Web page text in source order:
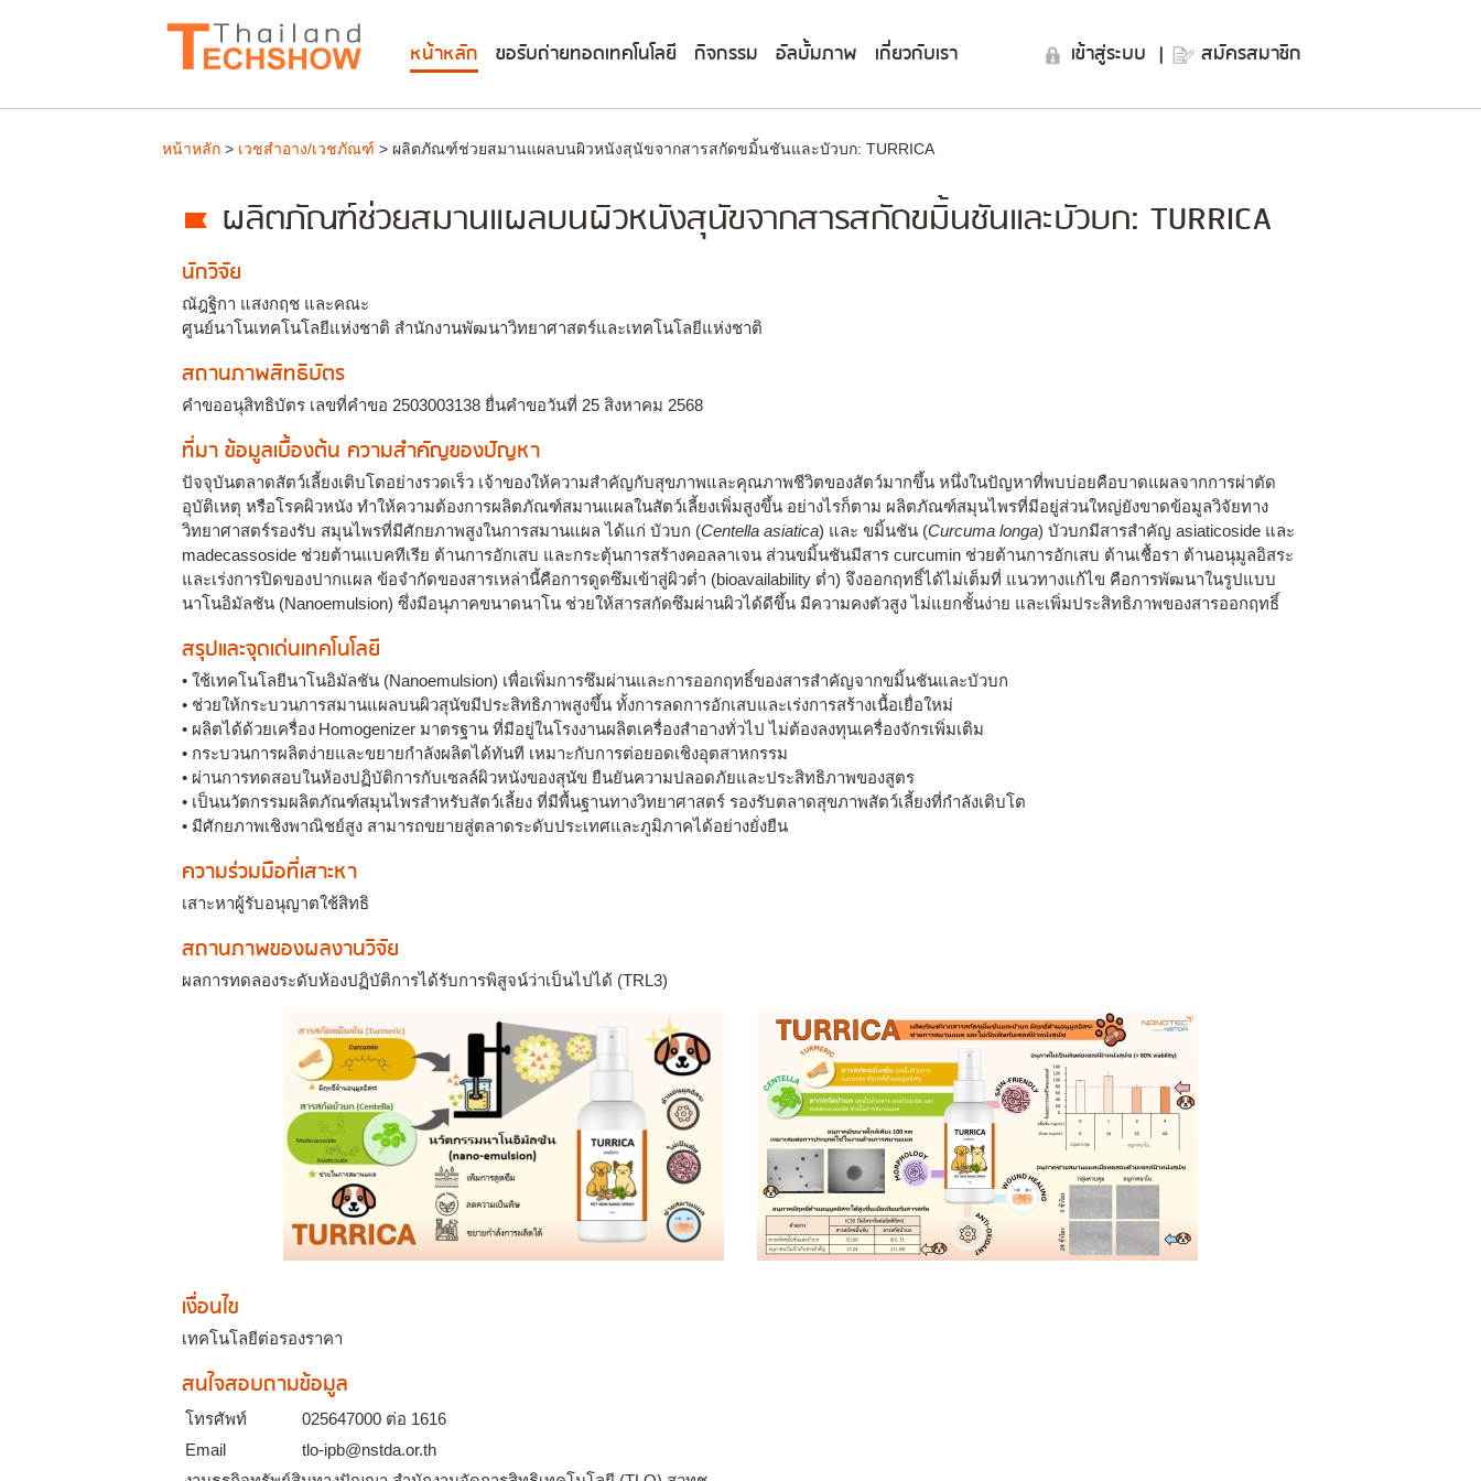
หน้าหลัก ขอรับถ่ายทอดเทคโนโลยี กิจกรรม อัลบั้มภาพ เกี่ยวกับเรา เข้าสู่ระบบ | สมัครสมาชิก
หน้าหลัก > เวชสำอาง/เวชภัณฑ์ > ผลิตภัณฑ์ช่วยสมานแผลบนผิวหนังสุนัขจากสารสกัดขมิ้นชันและบัวบก: TURRICA
ผลิตภัณฑ์ช่วยสมานแผลบนผิวหนังสุนัขจากสารสกัดขมิ้นชันและบัวบก: TURRICA
นักวิจัย
ณัฎฐิกา แสงกฤช และคณะ
ศูนย์นาโนเทคโนโลยีแห่งชาติ สำนักงานพัฒนาวิทยาศาสตร์และเทคโนโลยีแห่งชาติ
สถานภาพสิทธิบัตร
คำขออนุสิทธิบัตร เลขที่คำขอ 2503003138 ยื่นคำขอวันที่ 25 สิงหาคม 2568
ที่มา ข้อมูลเบื้องต้น ความสำคัญของปัญหา
ปัจจุบันตลาดสัตว์เลี้ยงเติบโตอย่างรวดเร็ว เจ้าของให้ความสำคัญกับสุขภาพและคุณภาพชีวิตของสัตว์มากขึ้น หนึ่งในปัญหาที่พบบ่อยคือบาดแผลจากการผ่าตัด
อุบัติเหตุ หรือโรคผิวหนัง ทำให้ความต้องการผลิตภัณฑ์สมานแผลในสัตว์เลี้ยงเพิ่มสูงขึ้น อย่างไรก็ตาม ผลิตภัณฑ์สมุนไพรที่มีอยู่ส่วนใหญ่ยังขาดข้อมูลวิจัยทาง
วิทยาศาสตร์รองรับ สมุนไพรที่มีศักยภาพสูงในการสมานแผล ได้แก่ บัวบก (Centella asiatica) และ ขมิ้นชัน (Curcuma longa) บัวบกมีสารสำคัญ asiaticoside และ
madecassoside ช่วยต้านแบคทีเรีย ต้านการอักเสบ และกระตุ้นการสร้างคอลลาเจน ส่วนขมิ้นชันมีสาร curcumin ช่วยต้านการอักเสบ ต้านเชื้อรา ต้านอนุมูลอิสระ
และเร่งการปิดของปากแผล ข้อจำกัดของสารเหล่านี้คือการดูดซึมเข้าสู่ผิวต่ำ (bioavailability ต่ำ) จึงออกฤทธิ์ได้ไม่เต็มที่ แนวทางแก้ไข คือการพัฒนาในรูปแบบ
นาโนอิมัลชัน (Nanoemulsion) ซึ่งมีอนุภาคขนาดนาโน ช่วยให้สารสกัดซึมผ่านผิวได้ดีขึ้น มีความคงตัวสูง ไม่แยกชั้นง่าย และเพิ่มประสิทธิภาพของสารออกฤทธิ์
สรุปและจุดเด่นเทคโนโลยี
• ใช้เทคโนโลยีนาโนอิมัลชัน (Nanoemulsion) เพื่อเพิ่มการซึมผ่านและการออกฤทธิ์ของสารสำคัญจากขมิ้นชันและบัวบก
• ช่วยให้กระบวนการสมานแผลบนผิวสุนัขมีประสิทธิภาพสูงขึ้น ทั้งการลดการอักเสบและเร่งการสร้างเนื้อเยื่อใหม่
• ผลิตได้ด้วยเครื่อง Homogenizer มาตรฐาน ที่มีอยู่ในโรงงานผลิตเครื่องสำอางทั่วไป ไม่ต้องลงทุนเครื่องจักรเพิ่มเติม
• กระบวนการผลิตง่ายและขยายกำลังผลิตได้ทันที เหมาะกับการต่อยอดเชิงอุตสาหกรรม
• ผ่านการทดสอบในห้องปฏิบัติการกับเซลล์ผิวหนังของสุนัข ยืนยันความปลอดภัยและประสิทธิภาพของสูตร
• เป็นนวัตกรรมผลิตภัณฑ์สมุนไพรสำหรับสัตว์เลี้ยง ที่มีพื้นฐานทางวิทยาศาสตร์ รองรับตลาดสุขภาพสัตว์เลี้ยงที่กำลังเติบโต
• มีศักยภาพเชิงพาณิชย์สูง สามารถขยายสู่ตลาดระดับประเทศและภูมิภาคได้อย่างยั่งยืน
ความร่วมมือที่เสาะหา
เสาะหาผู้รับอนุญาตใช้สิทธิ
สถานภาพของผลงานวิจัย
ผลการทดลองระดับห้องปฏิบัติการได้รับการพิสูจน์ว่าเป็นไปได้ (TRL3)
เงื่อนไข
เทคโนโลยีต่อรองราคา
สนใจสอบถามข้อมูล
โทรศัพท์
025647000 ต่อ 1616
Email
tlo-ipb@nstda.or.th